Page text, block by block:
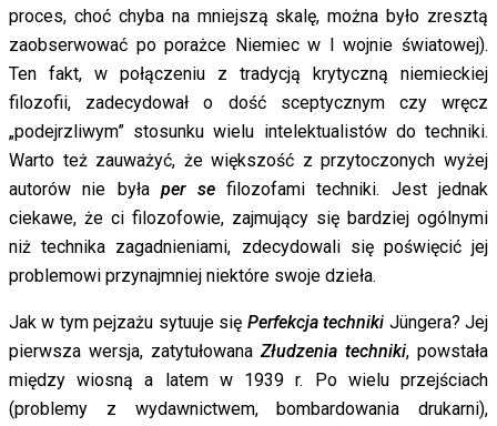
proces, choć chyba na mniejszą skalę, można było zresztą
zaobserwować po porażce Niemiec w I wojnie światowej).
Ten fakt, w połączeniu z tradycją krytyczną niemieckiej
filozofii, zadecydował o dość sceptycznym czy wręcz
„podejrzliwym” stosunku wielu intelektualistów do techniki.
Warto też zauważyć, że większość z przytoczonych wyżej
autorów nie byłaper sefilozofami techniki. Jest jednak
ciekawe, że ci filozofowie, zajmujący się bardziej ogólnymi
niż technika zagadnieniami, zdecydowali się poświęcić jej
problemowi przynajmniej niektóre swoje dzieła.
Jak w tym pejzażu sytuuje się Perfekcja techniki Jüngera? Jej
pierwsza wersja, zatytułowanaZłudzenia techniki, powstała
między wiosną a latem w 1939 r. Po wielu przejściach
(problemy z wydawnictwem, bombardowania drukarni),